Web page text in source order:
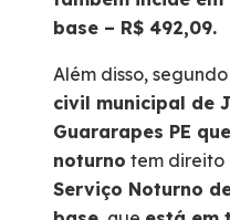
base – R$ 492,09.
Além disso,
civil municipal de
Guararapes PE
noturno tem direito
Serviço Noturno